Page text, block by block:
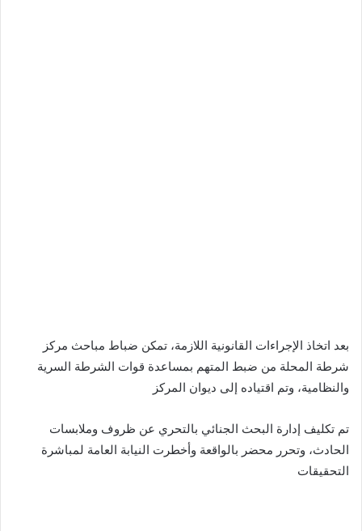
بعد اتخاذ الإجراءات القانونية اللازمة، تمكن ضباط مباحث مركز
شرطة المحلة من ضبط المتهم بمساعدة قوات الشرطة السرية
والنظامية، وتم اقتياده إلى ديوان المركز
تم تكليف إدارة البحث الجنائي بالتحري عن ظروف وملابسات
الحادث، وتحرر محضر بالواقعة وأخطرت النيابة العامة لمباشرة
التحقيقات